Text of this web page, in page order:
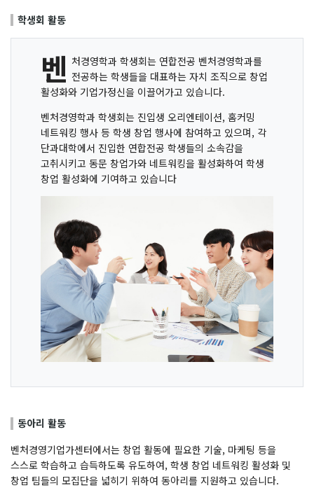
학생회 활동
벤 처경영학과 학생회는 연합전공 벤처경영학과를
전공하는 학생들을 대표하는 자치 조직으로 창업
활성화와 기업가정신을 이끌어가고 있습니다.
벤처경영학과 학생회는 진입생 오리엔테이션, 홈커밍
네트워킹 행사 등 학생 창업 행사에 참여하고 있으며, 각
단과대학에서 진입한 연합전공 학생들의 소속감을
고취시키고 동문 창업가와 네트워킹을 활성화하여 학생
창업 활성화에 기여하고 있습니다
동아리 활동
벤처경영기업가센터에서는 창업 활동에 필요한 기술, 마케팅 등을
스스로 학습하고 습득하도록 유도하여, 학생 창업 네트워킹 활성화 및
창업 팀들의 모집단을 넓히기 위하여 동아리를 지원하고 있습니다.